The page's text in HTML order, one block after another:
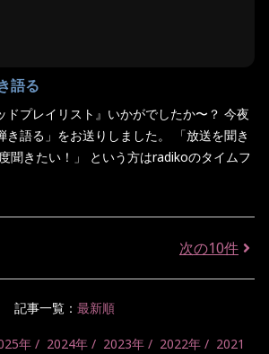
語る
ドプレイリスト』いかがでしたか〜？ 今夜
き語る」をお送りしました。 「放送を聞き
聞きたい！」 という方はradikoのタイムフ
次の10件
記事一覧： 最新順
年 2024年 2023年 2022年 2021